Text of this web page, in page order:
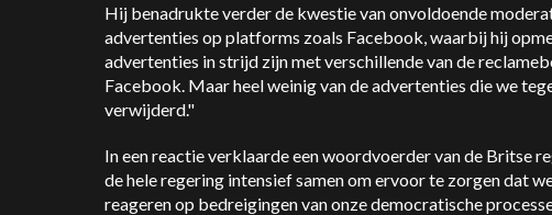
Hij benadrukte verder de kwestie van onvoldoende
advertenties op platforms zoals Facebook, waarbij hij
advertenties in strijd zijn met verschillende van de
Facebook. Maar heel weinig van de advertenties die we
verwijderd."
In een reactie verklaarde een woordvoerder van de Britse
de hele regering intensief samen om ervoor te zorgen dat
reageren op bedreigingen van onze democratische